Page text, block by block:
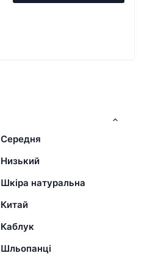
Середня
Низький
Шкіра натуральна
Китай
Каблук
Шльопанці